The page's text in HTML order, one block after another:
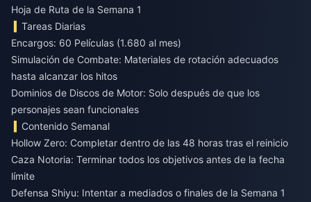
Hoja de Ruta de la Semana 1
Tareas Diarias
Encargos: 60 Películas (1.680 al mes)
Simulación de Combate: Materiales de rotación adecuados
hasta alcanzar los hitos
Dominios de Discos de Motor: Solo después de que los
personajes sean funcionales
Contenido Semanal
Hollow Zero: Completar dentro de las 48 horas tras el reinicio
Caza Notoria: Terminar todos los objetivos antes de la fecha
límite
Defensa Shiyu: Intentar a mediados o finales de la Semana 1